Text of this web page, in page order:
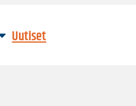
Uutiset